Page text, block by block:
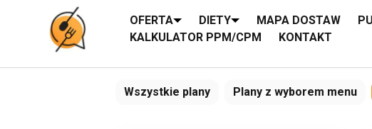
OFERTA DIETY MAPA DOSTAW
KALKULATOR PPM/CPM
KONTAKT
Wszystkie plany Plany z wyborem menu